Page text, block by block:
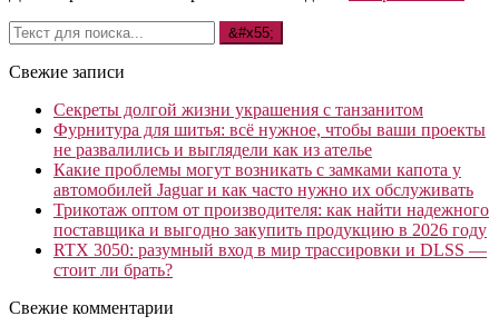
Свежие записи
Секреты долгой жизни украшения с танзанитом
Фурнитура для шитья: всё нужное, чтобы ваши проекты
не развалились и выглядели как из ателье
Какие проблемы могут возникать с замками капота у
автомобилей Jaguar и как часто нужно их обслуживать
Трикотаж оптом от производителя: как найти надежного
поставщика и выгодно закупить продукцию в 2026 году
RTX 3050: разумный вход в мир трассировки и DLSS —
стоит ли брать?
Свежие комментарии